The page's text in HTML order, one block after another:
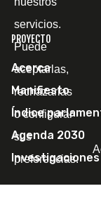
PROYECTO
Acerca
Manifiesto
Índice
Agenda 2030
Investigaciones
servicios.
Puede
aceptarlas,
rechazarlas
o configurar
sus
preferencias.